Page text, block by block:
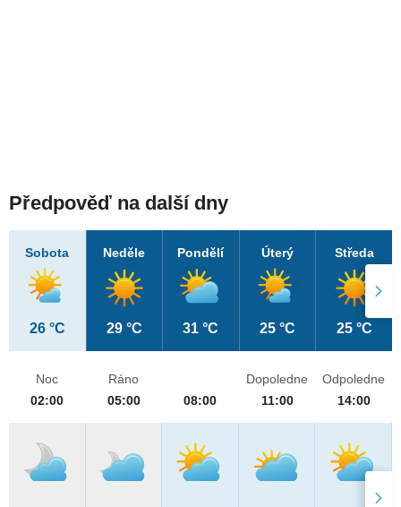
Předpověď na další dny
Sobota
26 °C
Neděle
29 °C
Pondělí
31 °C
Úterý
25 °C
Středa
25 °C
Noc
02:00
Ráno
05:00
08:00
Dopoledne
11:00
Odpoledne
14:00